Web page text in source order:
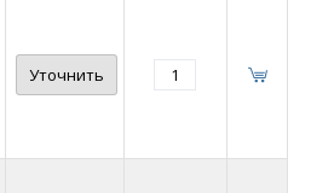
Уточнить